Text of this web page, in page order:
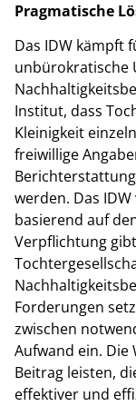
Pragmatische
Das IDW kämpft
unbürokratische
Institut, dass
Kleinigkeit
freiwillige
werden. Das
basierend auf
Verpflichtung
Forderungen
zwischen
Aufwand ein.
Beitrag leisten,
effektiver und